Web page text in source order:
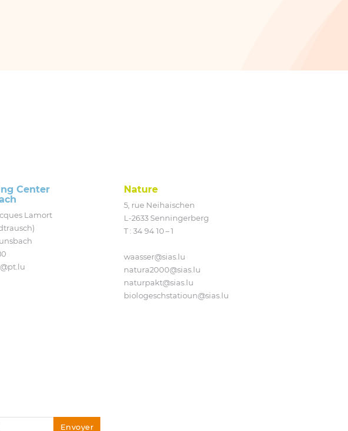
Center
Lamort
Nature
5, rue Neihaischen
L‑2633 Senningerberg
T : 34 94 10 – 1
waasser@​sias.​lu
natura2000@​sias.​lu
naturpakt@​sias.​lu
biologeschstatioun@​sias.​lu
Envoyer